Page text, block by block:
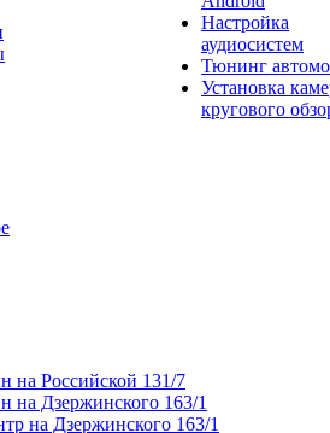
Настройка
аудиосистем
Тюнинг
Установка
кругового
на Российской 131/7
на Дзержинского 163/1
на Дзержинского 163/1